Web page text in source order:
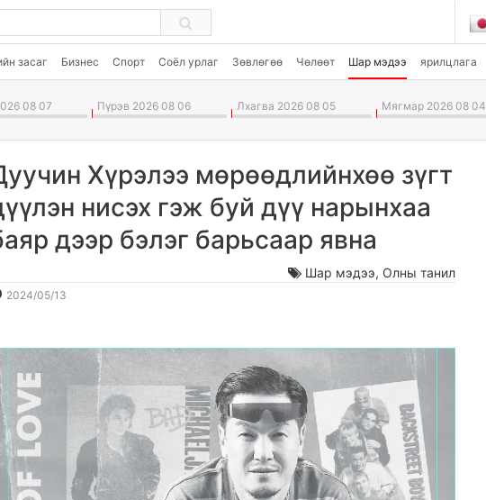
засаг Бизнес Спорт Соёл урлаг Зөвлөгөө Чөлөөт Шар мэдээ ярилцлага
08 07 Пүрэв 2026 08 06 Лхагва 2026 08 05 Мягмар 2026 08 04
Хүрэлээ мөрөөдлийнхөө зүгт
нисэх гэж буй дүү нарынхаа
дээр бэлэг барьсаар явна
Шар мэдээ, Олны танил
2024/05/13
16:05:42
19:42:05